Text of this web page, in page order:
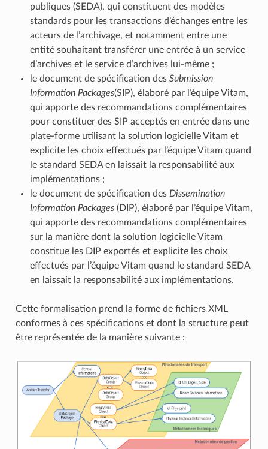
publiques (SEDA), qui constituent des modèles
standards pour les transactions d’échanges entre les
acteurs de l’archivage, et notamment entre une
entité souhaitant transférer une entrée à un service
d’archives et le service d’archives lui-même ;
le document de spécification des Submission
Information Packages(SIP), élaboré par l’équipe Vitam,
qui apporte des recommandations complémentaires
pour constituer des SIP acceptés en entrée dans une
plate-forme utilisant la solution logicielle Vitam et
explicite les choix effectués par l’équipe Vitam quand
le standard SEDA en laissait la responsabilité aux
implémentations ;
le document de spécification des Dissemination
Information Packages(DIP), élaboré par l’équipe Vitam,
qui apporte des recommandations complémentaires
sur la manière dont la solution logicielle Vitam
constitue les DIP exportés et explicite les choix
effectués par l’équipe Vitam quand le standard SEDA
en laissait la responsabilité aux implémentations.
Cette formalisation prend la forme de fichiers XML
conformes à ces spécifications et dont la structure peut
être représentée de la manière suivante :